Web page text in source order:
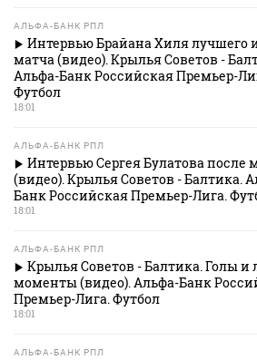
АЛЬФА-БАНК РПЛ
Интервью Брайана Хиля лучшего
матча (видео). Крылья Советов -
Альфа-Банк Российская Премьер-
Футбол
18:01
АЛЬФА-БАНК РПЛ
Интервью Сергея Булатова после
(видео). Крылья Советов - Балтика.
Банк Российская Премьер-Лига.
18:01
АЛЬФА-БАНК РПЛ
Крылья Советов - Балтика. Голы и
моменты (видео). Альфа-Банк
Премьер-Лига. Футбол
18:01
АЛЬФА-БАНК РПЛ